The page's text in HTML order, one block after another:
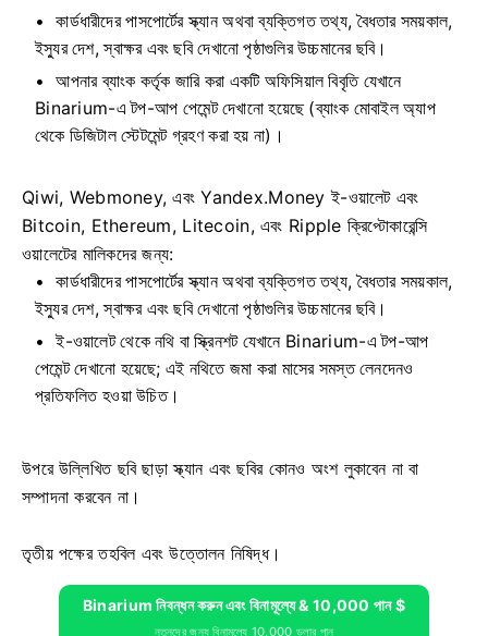
কার্ডধারীদের পাসপোর্টের স্ক্যান অথবা ব্যক্তিগত তথ্য, বৈধতার সময়কাল,
ইস্যুর দেশ, স্বাক্ষর এবং ছবি দেখানো পৃষ্ঠাগুলির উচ্চমানের ছবি।
আপনার ব্যাংক কর্তৃক জারি করা একটি অফিসিয়াল বিবৃতি যেখানে
Binarium-এ টপ-আপ পেমেন্ট দেখানো হয়েছে (ব্যাংক মোবাইল অ্যাপ
থেকে ডিজিটাল স্টেটমেন্ট গ্রহণ করা হয় না)।
Qiwi, Webmoney, এবং Yandex.Money ই-ওয়ালেট এবং
Bitcoin, Ethereum, Litecoin, এবং Ripple ক্রিপ্টোকারেন্সি
ওয়ালেটের মালিকদের জন্য:
কার্ডধারীদের পাসপোর্টের স্ক্যান অথবা ব্যক্তিগত তথ্য, বৈধতার সময়কাল,
ইস্যুর দেশ, স্বাক্ষর এবং ছবি দেখানো পৃষ্ঠাগুলির উচ্চমানের ছবি।
ই-ওয়ালেট থেকে নথি বা স্ক্রিনশট যেখানে Binarium-এ টপ-আপ
পেমেন্ট দেখানো হয়েছে; এই নথিতে জমা করা মাসের সমস্ত লেনদেনও
প্রতিফলিত হওয়া উচিত।
উপরে উল্লিখিত ছবি ছাড়া স্ক্যান এবং ছবির কোনও অংশ লুকাবেন না বা
সম্পাদনা করবেন না।
তৃতীয় পক্ষের তহবিল এবং উত্তোলন নিষিদ্ধ।
Binarium নিবন্ধন করুন এবং বিনামূল্যে & 10,000 পান $
নতুনদের জন্য বিনামূল্যে 10,000 ডলার পান